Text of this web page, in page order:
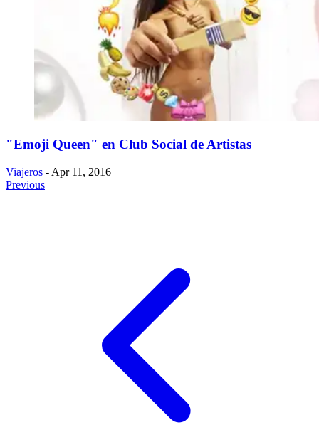
"Emoji Queen" en Club Social de Artistas
Viajeros - Apr 11, 2016
Previous